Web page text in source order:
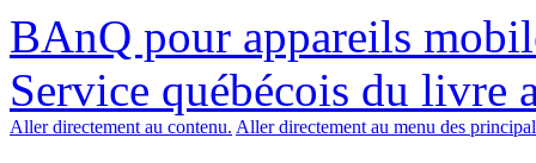
BAnQ pour appareils
Service québécois du livre
Aller directement au contenu. Aller directement au menu des